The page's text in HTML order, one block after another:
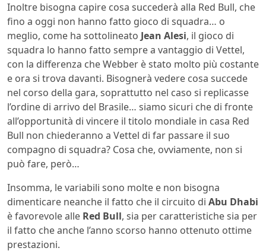
Inoltre bisogna capire cosa succederà alla Red Bull, che
fino a oggi non hanno fatto gioco di squadra… o
meglio, come ha sottolineato Jean Alesi, il gioco di
squadra lo hanno fatto sempre a vantaggio di Vettel,
con la differenza che Webber è stato molto più costante
e ora si trova davanti. Bisognerà vedere cosa succede
nel corso della gara, soprattutto nel caso si replicasse
l’ordine di arrivo del Brasile… siamo sicuri che di fronte
all’opportunità di vincere il titolo mondiale in casa Red
Bull non chiederanno a Vettel di far passare il suo
compagno di squadra? Cosa che, ovviamente, non si
può fare, però…
Insomma, le variabili sono molte e non bisogna
dimenticare neanche il fatto che il circuito di Abu Dhabi
è favorevole alle Red Bull, sia per caratteristiche sia per
il fatto che anche l’anno scorso hanno ottenuto ottime
prestazioni.